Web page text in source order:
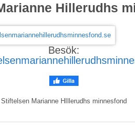
Hillerudhs
Besök:
Stiftelsen Marianne HIllerudhs minnesfond